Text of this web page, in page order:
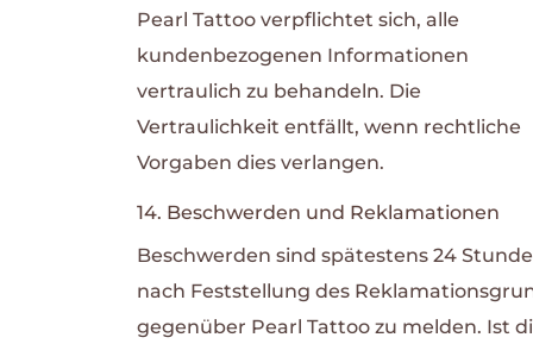
Pearl Tattoo verpflichtet sich, alle
kundenbezogenen Informationen
vertraulich zu behandeln. Die
Vertraulichkeit entfällt, wenn rechtliche
Vorgaben dies verlangen.
14. Beschwerden und Reklamationen
Beschwerden sind spätestens 24
nach Feststellung des
gegenüber Pearl Tattoo zu melden. Ist